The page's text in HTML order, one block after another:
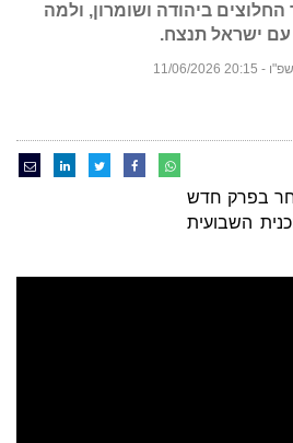
ביהודה ושומרון, ולמה
ישראל תנצח.
11/06/2026
בפרק חדש
השבועית